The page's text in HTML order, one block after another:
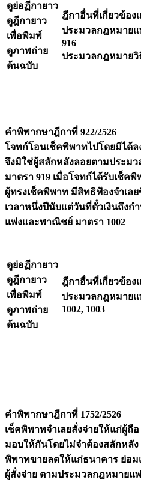
ดูย่อฏีกายาว
ดูฎีกายาว
เพื่อพิมพ์
ดูภาพถ่าย
ต้นฉบับ
ฎีกาอื่นที่เกี่ยวข้อ
ประมวลกฎหมายแ
916
ประมวลกฎหมาย
คำพิพากษาฎีกาที่ 922/2526
โจทก์โอนเช็คพิพาทไปโดยมิได้
จึงมิใช่ผู้สลักหลังลอยตามประม
มาตรา 919 เมื่อโจทก์ได้รับเช็ค
ผู้ทรงเช็คพิพาท มีสิทธิฟ้องจำเลย
เวลาหนึ่งปีนับแต่วันที่ตั๋วเงินถึง
แพ่งและพาณิชย์ มาตรา 1002
ดูย่อฏีกายาว
ดูฎีกายาว
เพื่อพิมพ์
ดูภาพถ่าย
ต้นฉบับ
ฎีกาอื่นที่เกี่ยวข้อ
ประมวลกฎหมายแ
1002, 1003
คำพิพากษาฎีกาที่ 1752/2526
เช็คพิพาทจำเลยสั่งจ่ายให้แก่ผู้ถื
มอบให้กันโดยไม่จำต้องสลักหลั
พิพาทขายลดให้แก่ธนาคาร ย่อม
ผู้สั่งจ่าย ตามประมวลกฎหมายแ